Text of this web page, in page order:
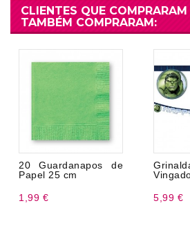
CLIENTES QUE
TAMBÉM COMPRARAM:
20 Guardanapos de
Papel 25 cm
1,99 € 5,99 €